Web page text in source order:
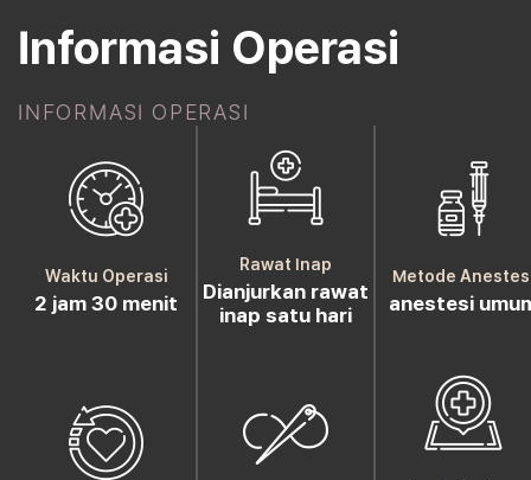
Informasi Operasi
INFORMASI OPERASI
Waktu Operasi
2 jam 30 menit
Rawat Inap
Dianjurkan rawat
inap satu hari
Metode
anestesi